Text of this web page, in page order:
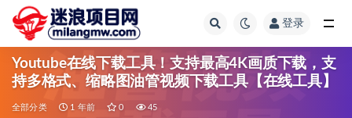
登录
Youtube在线下载工具！支持最高4K画质下载，支
持多格式、缩略图油管视频下载工具【在线工具】
全部分类 1 年前 0 45
全部